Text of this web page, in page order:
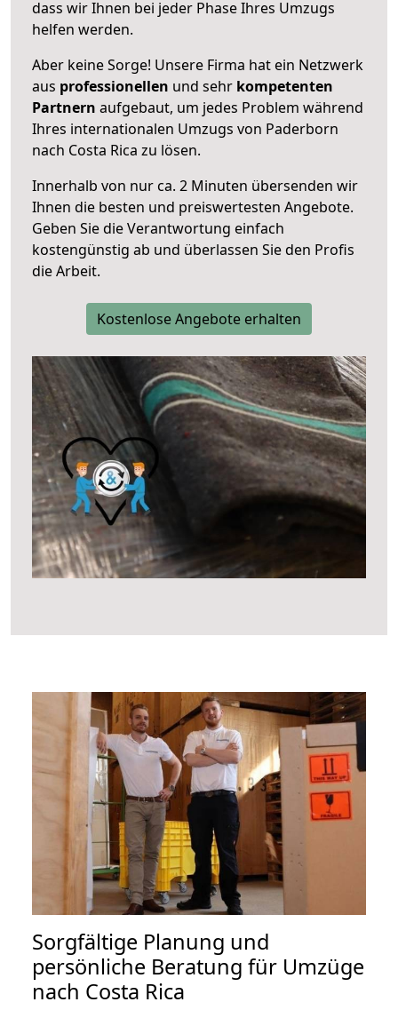
dass wir Ihnen bei jeder Phase Ihres Umzugs
helfen werden.
Aber keine Sorge! Unsere Firma hat ein Netzwerk
aus professionellen und sehr kompetenten
Partnern aufgebaut, um jedes Problem während
Ihres internationalen Umzugs von Paderborn
nach Costa Rica zu lösen.
Innerhalb von nur ca. 2 Minuten übersenden wir
Ihnen die besten und preiswertesten Angebote.
Geben Sie die Verantwortung einfach
kostengünstig ab und überlassen Sie den Profis
die Arbeit.
Kostenlose Angebote erhalten
Sorgfältige Planung und
persönliche Beratung für Umzüge
nach Costa Rica